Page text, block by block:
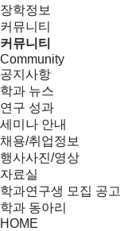
장학정보
커뮤니티
커뮤니티
Community
공지사항
학과 뉴스
연구 성과
세미나 안내
채용/취업정보
행사사진/영상
자료실
학과연구생 모집 공고
학과 동아리
HOME